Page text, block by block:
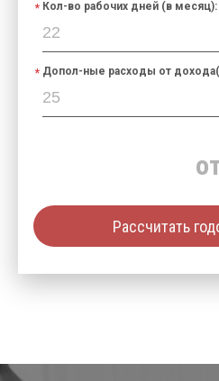
Кол-во рабочих дней (в месяц):
Допол-ные расходы от
Рассчитать